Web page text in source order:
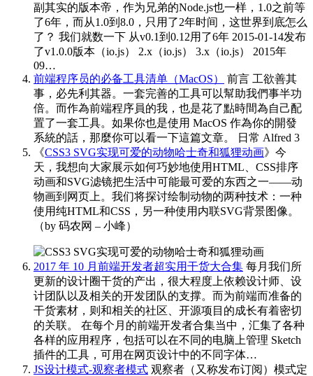
副其实的版本帝，作为兄弟的Node.js也一样，1.0之前等
了6年，而从1.0到8.0，只用了2年时间，这世界到底怎么
了？ 我们就数一下 从v0.1到0.12用了6年 2015-01-14发布
了v1.0.0版本（io.js） 2.x（io.js） 3.x（io.js） 2015年
09…
前端程序员的必备工具清单（MacOS）
前言 工欲善其
事，必先利其器。一套完善的工具可以幫助我們事半功
倍。而作為前端程序員的我，也是花了點時間為自己配
置了一套工具。如果你也是使用 MacOS 作為你的開發
系統的話，那麼你可以看一下這篇文章。 日常 Alfred 3
《CSS3 SVG实现可爱的动物哈士奇和狐狸动画》今
天，我想向大家展示如何巧妙地使用HTML、CSS排序
动画和SVG滤镜把生活中可能最可爱的东西之一——动
物画到网页上。我们将探讨绘制动物的两种技术：一种
使用纯HTML和CSS，另一种使用内联SVG背景图像。
（by 码农网 – 小峰） ​​​
2017 年 10 月前端开发者超实用干货大合集 每月我们所
更新的设计圈干货的产出，很大程度上依赖设计师、设
计团队以及相关的开发团队的支撑。而为前端而准备的
干货素材，则和相关的社区、开源项目的成长有着密切
的关联。 在每个月的前端开发者合集当中，汇集了各种
各样的应用程序，包括可以在不同的电脑上管理 Sketch
插件的工具，可用在网页设计中的不同字体…
JS设计模式-观察者模式 观察者（又称发布订阅）模式定